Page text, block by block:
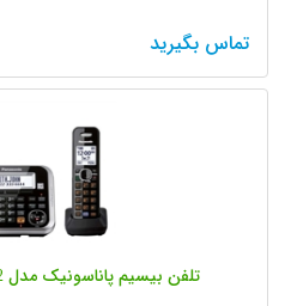
تماس بگیرید
تلفن بیسیم پاناسونیک مدل Panasonic KX-TG6842